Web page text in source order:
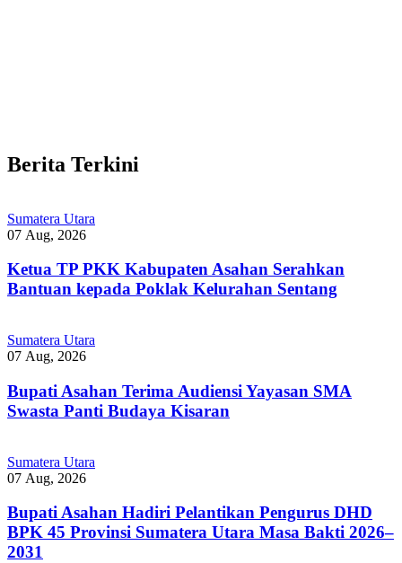
Berita Terkini
Sumatera Utara
07 Aug, 2026
Ketua TP PKK Kabupaten Asahan Serahkan
Bantuan kepada Poklak Kelurahan Sentang
Sumatera Utara
07 Aug, 2026
Bupati Asahan Terima Audiensi Yayasan SMA
Swasta Panti Budaya Kisaran
Sumatera Utara
07 Aug, 2026
Bupati Asahan Hadiri Pelantikan Pengurus DHD
BPK 45 Provinsi Sumatera Utara Masa Bakti 2026–
2031